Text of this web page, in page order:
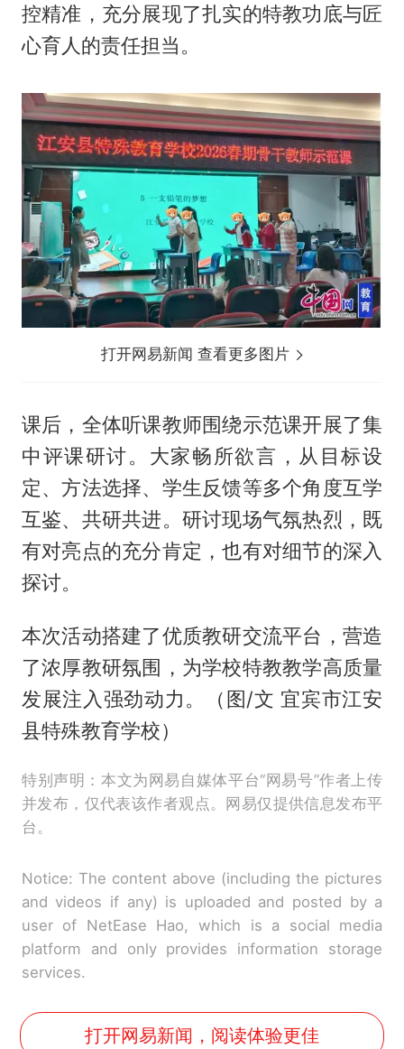
控精准，充分展现了扎实的特教功底与匠
心育人的责任担当。
打开网易新闻 查看更多图片
课后，全体听课教师围绕示范课开展了集
中评课研讨。大家畅所欲言，从目标设
定、方法选择、学生反馈等多个角度互学
互鉴、共研共进。研讨现场气氛热烈，既
有对亮点的充分肯定，也有对细节的深入
探讨。
本次活动搭建了优质教研交流平台，营造
了浓厚教研氛围，为学校特教教学高质量
发展注入强劲动力。（图/文 宜宾市江安
县特殊教育学校）
特别声明：本文为网易自媒体平台“网易号”作者上传
并发布，仅代表该作者观点。网易仅提供信息发布平
台。
Notice: The content above (including the pictures
and videos if any) is uploaded and posted by a
user of NetEase Hao, which is a social media
platform and only provides information storage
services.
打开网易新闻，阅读体验更佳